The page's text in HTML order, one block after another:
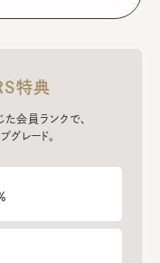
特典
会員ランクで、
レード。